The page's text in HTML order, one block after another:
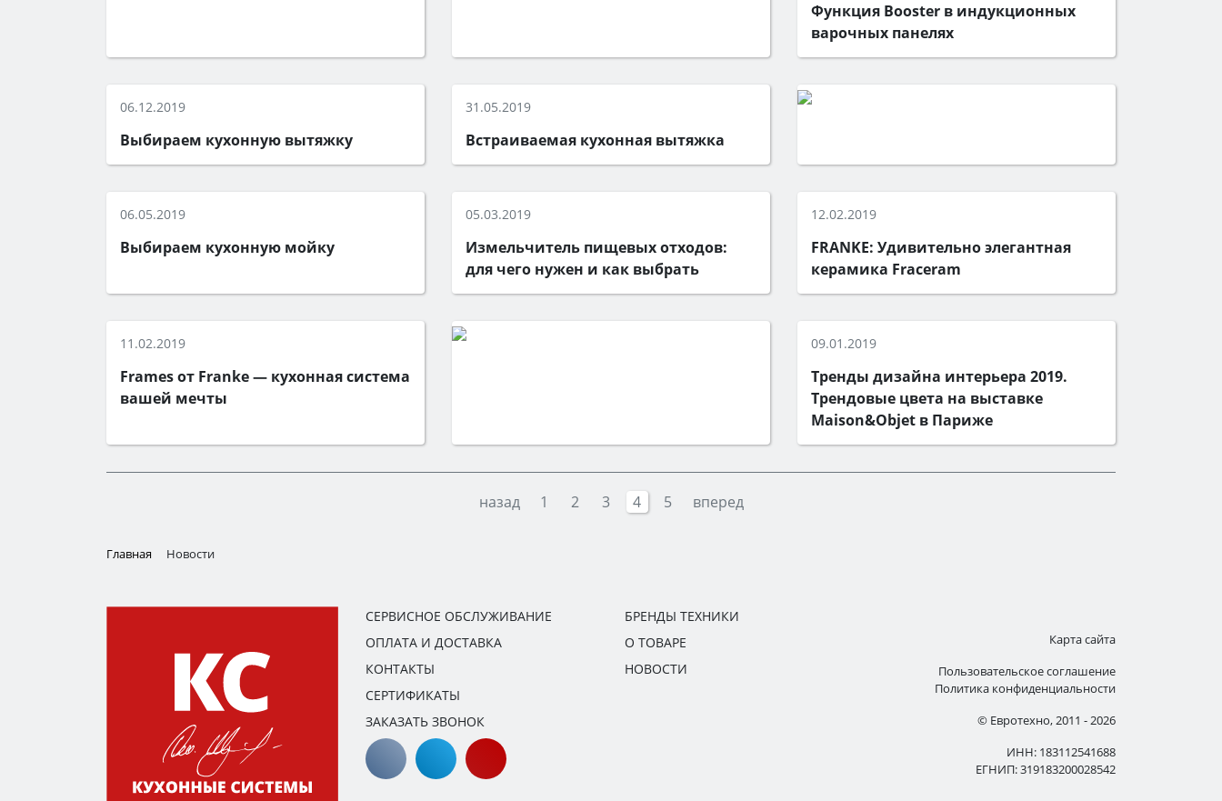
Функция Booster в индукционных
варочных панелях
06.12.2019
Выбираем кухонную вытяжку
31.05.2019
Встраиваемая кухонная вытяжка
06.05.2019
Выбираем кухонную мойку
05.03.2019
Измельчитель пищевых отходов:
для чего нужен и как выбрать
12.02.2019
FRANKE: Удивительно элегантная
керамика Fraceram
11.02.2019
Frames от Franke — кухонная система
вашей мечты
09.01.2019
Тренды дизайна интерьера 2019.
Трендовые цвета на выставке
Maison&Objet в Париже
назад 1 2 3 4 5 вперед
Главная Новости
СЕРВИСНОЕ ОБСЛУЖИВАНИЕ
ОПЛАТА И ДОСТАВКА
КОНТАКТЫ
СЕРТИФИКАТЫ
ЗАКАЗАТЬ ЗВОНОК
БРЕНДЫ ТЕХНИКИ
О ТОВАРЕ
НОВОСТИ
Карта сайта
Пользовательское соглашение
Политика конфиденциальности
© Евротехно, 2011 - 2026
ИНН: 183112541688
ЕГНИП: 319183200028542